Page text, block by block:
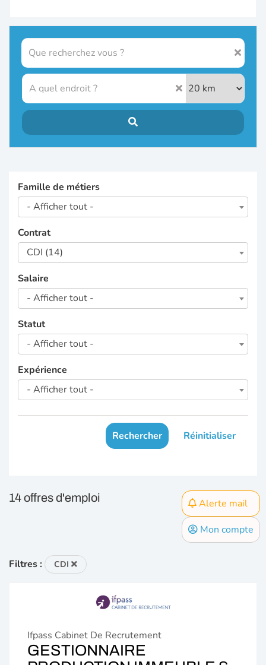
Famille de métiers
- Afficher tout -
Contrat
CDI (14)
Salaire
- Afficher tout -
Statut
- Afficher tout -
Expérience
- Afficher tout -
Rechercher Réinitialiser
14 offres d'emploi
Alerte mail
Mon compte
Filtres : CDI
Ifpass Cabinet De Recrutement
GESTIONNAIRE